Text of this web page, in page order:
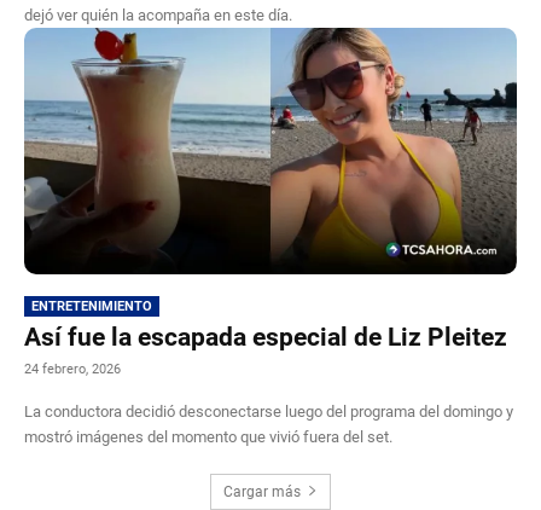
dejó ver quién la acompaña en este día.
ENTRETENIMIENTO
Así fue la escapada especial de Liz Pleitez
24 febrero, 2026
La conductora decidió desconectarse luego del programa del domingo y
mostró imágenes del momento que vivió fuera del set.
Cargar más